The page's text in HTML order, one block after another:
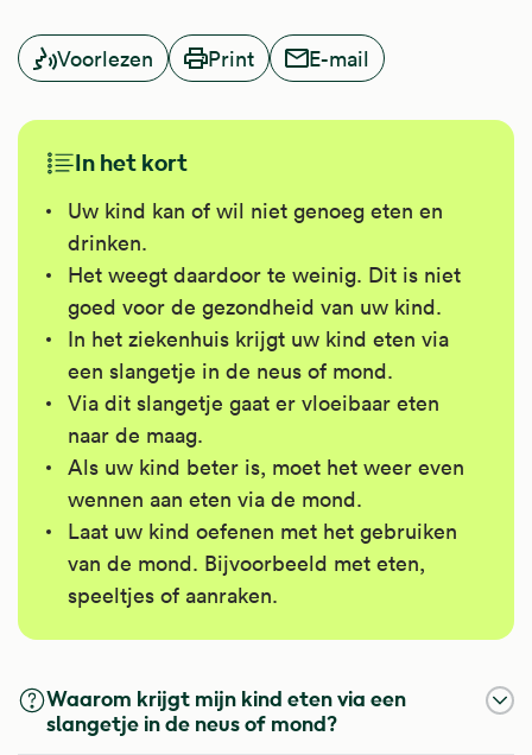
Voorlezen Print E-mail
In het kort
Uw kind kan of wil niet genoeg eten en
drinken.
Het weegt daardoor te weinig. Dit is niet
goed voor de gezondheid van uw kind.
In het ziekenhuis krijgt uw kind eten via
een slangetje in de neus of mond.
Via dit slangetje gaat er vloeibaar eten
naar de maag.
Als uw kind beter is, moet het weer even
wennen aan eten via de mond.
Laat uw kind oefenen met het gebruiken
van de mond. Bijvoorbeeld met eten,
speeltjes of aanraken.
Waarom krijgt mijn kind eten via een
slangetje in de neus of mond?